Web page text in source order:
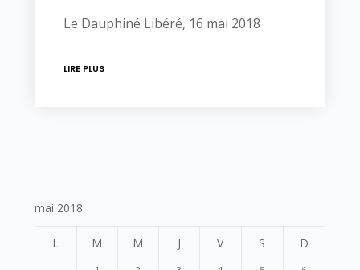
Le Dauphiné Libéré, 16 mai 2018
LIRE PLUS
mai 2018
L M M J V S D